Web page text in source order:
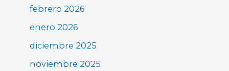
febrero 2026
enero 2026
diciembre 2025
noviembre 2025